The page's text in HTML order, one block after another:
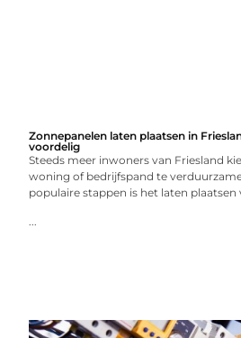
Zonnepanelen laten plaatsen in
voordelig
Steeds meer inwoners van Friesland
woning of bedrijfspand te
populaire stappen is het laten plaatsen
...